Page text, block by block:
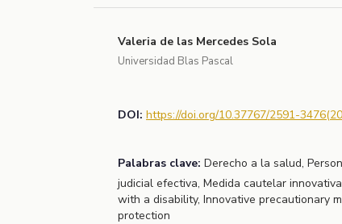
Valeria de las Mercedes Sola
Universidad Blas Pascal
DOI: https://doi.org/10.37767/2591-
Palabras clave: Derecho a la salud,
judicial efectiva, Medida cautelar
with a disability, Innovative precautionary
protection